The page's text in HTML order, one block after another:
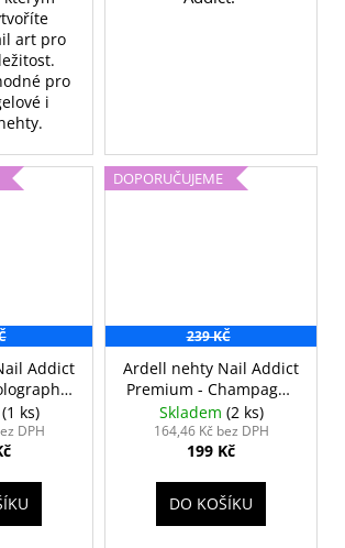
art pro
pro
i
Addict
(1 ks)
DPH
DOPORUČUJEME
239 KČ
Ardell nehty Nail Addict
Premium - Champagne
Ice
Skladem (2 ks)
164,46 Kč bez DPH
199 Kč
DO KOŠÍKU